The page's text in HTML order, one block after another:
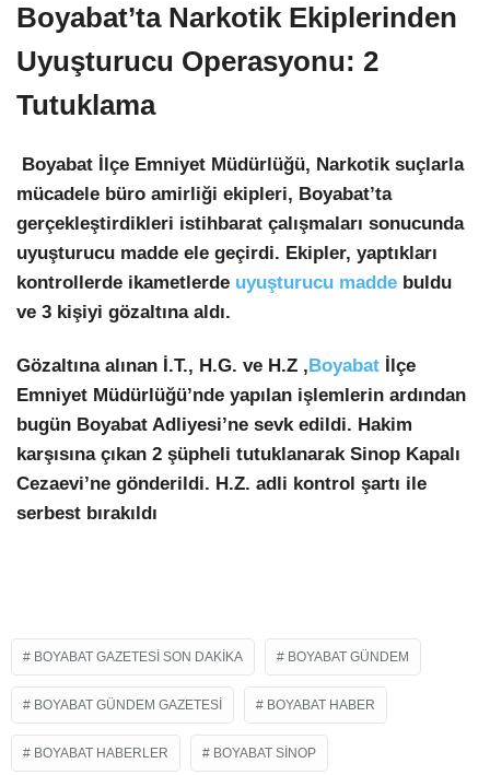
Pinterest
Dribbble
Boyabat’ta Narkotik Ekiplerinden
Uyuşturucu Operasyonu: 2
Tutuklama
Boyabat İlçe Emniyet Müdürlüğü, Narkotik suçlarla
mücadele büro amirliği ekipleri, Boyabat’ta
gerçekleştirdikleri istihbarat çalışmaları sonucunda
uyuşturucu madde ele geçirdi. Ekipler, yaptıkları
kontrollerde ikametlerde uyuşturucu madde buldu
ve 3 kişiyi gözaltına aldı.
Gözaltına alınan İ.T., H.G. ve H.Z ,Boyabat İlçe
Emniyet Müdürlüğü’nde yapılan işlemlerin ardından
bugün Boyabat Adliyesi’ne sevk edildi. Hakim
karşısına çıkan 2 şüpheli tutuklanarak Sinop Kapalı
Cezaevi’ne gönderildi. H.Z. adli kontrol şartı ile
serbest bırakıldı
BOYABAT GAZETESI SON DAKIKA BOYABAT GÜNDEM
BOYABAT GÜNDEM GAZETESI BOYABAT HABER
BOYABAT HABERLER BOYABAT SINOP